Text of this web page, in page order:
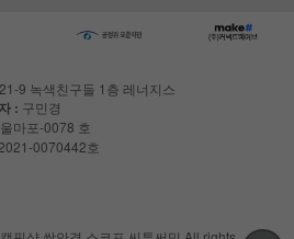
9 녹색친구들 1층 레너지스
: 구민경
마포-0078 호
0070442호